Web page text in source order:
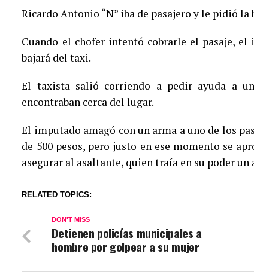
Ricardo Antonio “N” iba de pasajero y le pidió
Cuando el chofer intentó cobrarle el pasaje,
bajará del taxi.
El taxista salió corriendo a pedir ayuda a
encontraban cerca del lugar.
El imputado amagó con un arma a uno de los
de 500 pesos, pero justo en ese momento se
asegurar al asaltante, quien traía en su poder
RELATED TOPICS:
DON'T MISS
Detienen policías municipales a
hombre por golpear a su mujer